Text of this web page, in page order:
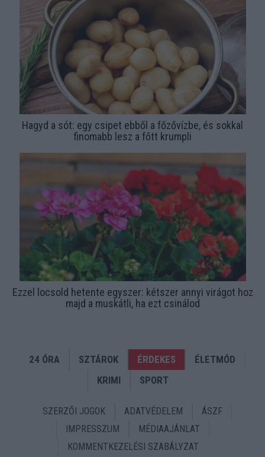
Hagyd a sót: egy csipet ebből a főzővízbe, és sokkal
finomabb lesz a főtt krumpli
Ezzel locsold hetente egyszer: kétszer annyi virágot hoz
majd a muskátli, ha ezt csinálod
24 ÓRA SZTÁROK ÉRDEKES
ÉLETMÓD
KRIMI
SPORT
SZERZŐI JOGOK ADATVÉDELEM
ÁSZF
IMPRESSZUM
MÉDIAAJÁNLAT
KOMMENTKEZELÉSI SZABÁLYZAT